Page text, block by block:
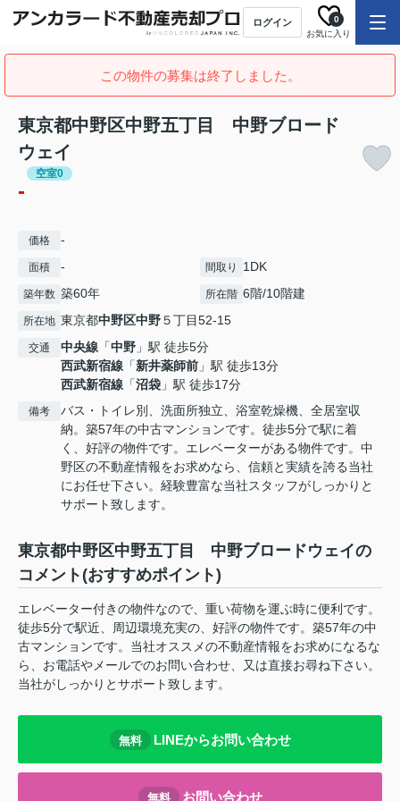
ログイン
お気に入り
0
この物件の募集は終了しました。
東京都中野区中野五丁目 中野ブロード
ウェイ
空室0
-
価格 -
面積 - 間取り 1DK
築年数 築60年 所在階 6階/10階建
所在地 東京都中野区中野５丁目52-15
交通 中央線 「中野 」駅 徒歩5分
西武新宿線 「新井薬師前 」駅 徒歩13分
西武新宿線 「沼袋 」駅 徒歩17分
備考
バス・トイレ別、洗面所独立、浴室乾燥機、全居室収
納。築57年の中古マンションです。徒歩5分で駅に着
く、好評の物件です。エレベーターがある物件です。中
野区の不動産情報をお求めなら、信頼と実績を誇る当社
にお任せ下さい。経験豊富な当社スタッフがしっかりと
サポート致します。
東京都中野区中野五丁目 中野ブロードウェイの
コメント(おすすめポイント)
エレベーター付きの物件なので、重い荷物を運ぶ時に便利です。
徒歩5分で駅近、周辺環境充実の、好評の物件です。築57年の中
古マンションです。当社オススメの不動産情報をお求めになるな
ら、お電話やメールでのお問い合わせ、又は直接お尋ね下さい。
当社がしっかりとサポート致します。
無料 LINEからお問い合わせ
無料 お問い合わせ